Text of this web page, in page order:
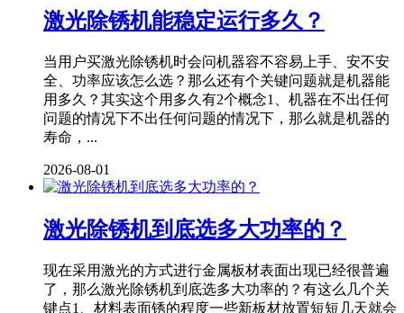
激光除锈机能稳定运行多久？
当用户买激光除锈机时会问机器容不容易上手、安不安
全、功率应该怎么选？那么还有个关键问题就是机器能
用多久？其实这个用多久有2个概念1、机器在不出任何
问题的情况下不出任何问题的情况下，那么就是机器的
寿命，...
2026-08-01
激光除锈机到底选多大功率的？
现在采用激光的方式进行金属板材表面出现已经很普遍
了，那么激光除锈机到底选多大功率的？有这么几个关
键点1、材料表面锈的程度一些新板材放置短短几天就会